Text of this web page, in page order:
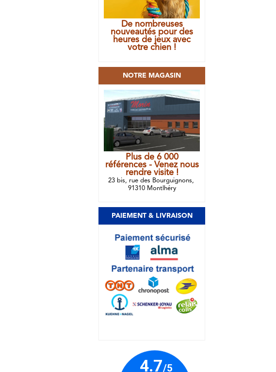
De nombreuses
nouveautés pour des
heures de jeux avec
votre chien !
NOTRE MAGASIN
Plus de 6 000
références - Venez nous
rendre visite !
23 bis, rue des Bourguignons,
91310 Montlhéry
PAIEMENT & LIVRAISON